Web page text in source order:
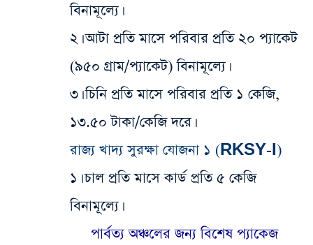
বিনামূল্যে।
২। আটা প্রতি মাসে পরিবার প্রতি ২০ প্যাকেট
(৯৫০ গ্রাম/প্যাকেট) বিনামূল্যে।
৩। চিনি প্রতি মাসে পরিবার প্রতি ১ কেজি,
১৩.৫০ টাকা/কেজি দরে।
​রাজ্য খাদ্য সুরক্ষা যোজনা ১ (RKSY-I)
​১। চাল প্রতি মাসে কার্ড প্রতি ৫ কেজি
বিনামূল্যে।
পার্বত্য অঞ্চলের জন্য বিশেষ প্যাকেজ